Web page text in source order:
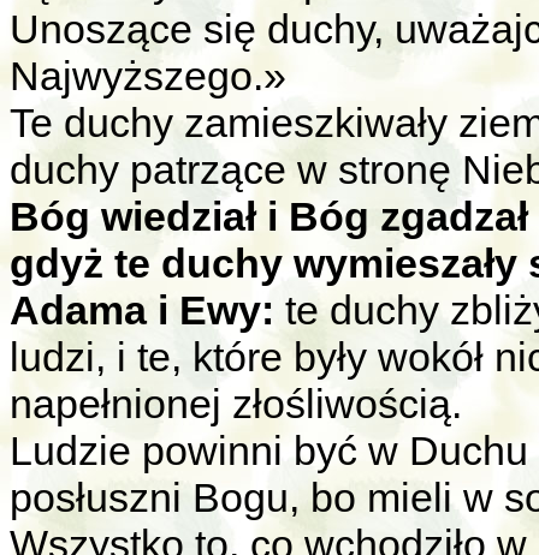
Unoszące się duchy,
Najwyższego.»
Te duchy zamieszkiwały
duchy patrzące w stronę
Bóg wiedział i Bóg
gdyż te duchy
Adama i Ewy: te duchy
ludzi, i te, które były wokół
napełnionej złośliwością.
Ludzie powinni być w
posłuszni Bogu, bo mieli w
Wszystko to, co wchodziło